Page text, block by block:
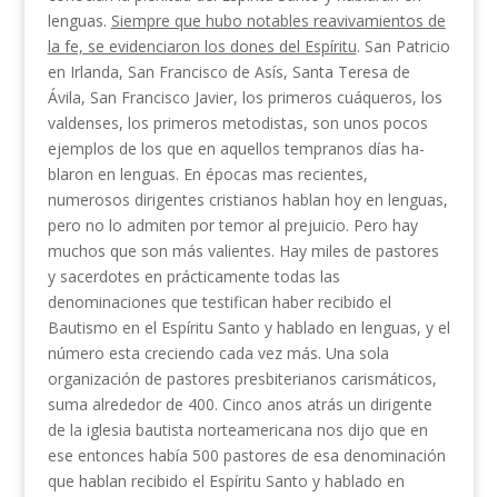
lenguas. Siempre que hubo notables reaviva­mientos de
la fe, se evidenciaron los dones del Espíritu. San Patricio
en Irlanda, San Francisco de Asís, Santa Teresa de
Ávila, San Francisco Javier, los primeros cuáqueros, los
valdenses, los primeros metodistas, son unos pocos
ejemplos de los que en aquellos tempranos días ha­
blaron en lenguas. En épocas mas recientes,
numerosos dirigentes cristianos hablan hoy en lenguas,
pero no lo admiten por temor al prejuicio. Pero hay
muchos que son más va­lientes. Hay miles de pastores
y sacerdotes en prácticamente todas las
denominaciones que testifican ha­ber recibido el
Bautismo en el Espíritu Santo y ha­blado en lenguas, y el
número esta creciendo cada vez más. Una sola
organización de pastores presbiteria­nos carismáticos,
suma alrededor de 400. Cinco anos atrás un dirigente
de la iglesia bautista norteameri­cana nos dijo que en
ese entonces había 500 pastores de esa denominación
que hablan recibido el Espíritu Santo y hablado en